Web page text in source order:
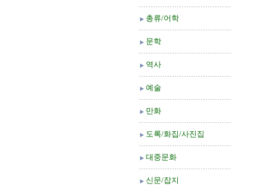
총류/어학
문학
역사
예술
만화
도록/화집/사진집
대중문화
신문/잡지